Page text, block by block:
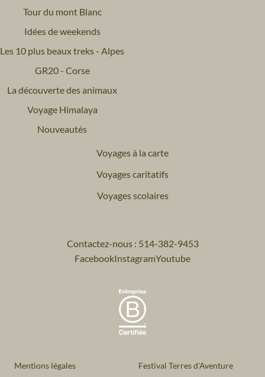
Tour du mont Blanc
Idées de weekends
Les 10 plus beaux treks - Alpes
GR20 - Corse
La découverte des animaux
Voyage Himalaya
Nouveautés
Voyages à la carte
Voyages caritatifs
Voyages scolaires
Contactez-nous : 514-382-9453
FacebookInstagramYoutube
Mentions légales Festival Terres d'Aventure